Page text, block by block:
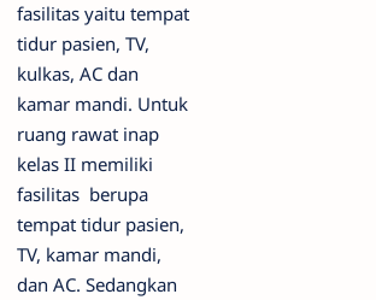
fasilitas yaitu tempat
tidur pasien, TV,
kulkas, AC dan
kamar mandi. Untuk
ruang rawat inap
kelas II memiliki
fasilitas berupa
tempat tidur pasien,
TV, kamar mandi,
dan AC. Sedangkan